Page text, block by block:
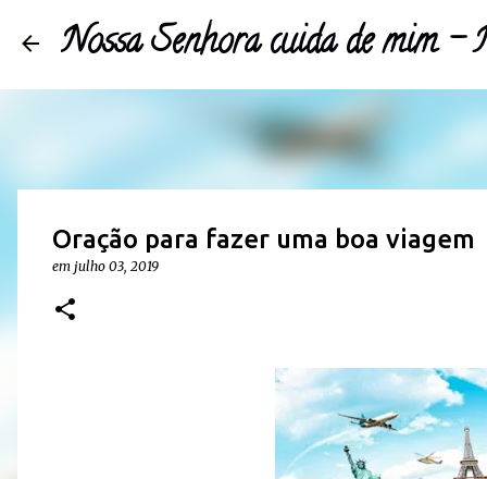
Nossa Senhora cuida de mim -
Oração para fazer uma boa viagem
em julho 03, 2019